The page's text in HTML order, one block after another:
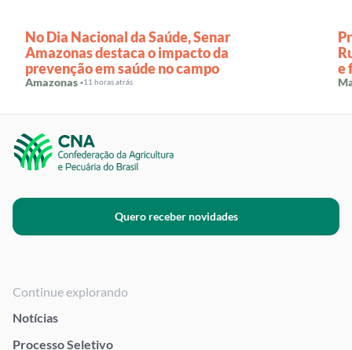
No Dia Nacional da Saúde, Senar
Amazonas destaca o impacto da
prevenção em saúde no campo
Amazonas ·11 horas atrás
e
Quero receber novidades
Continue explorando
Notícias
Processo Seletivo